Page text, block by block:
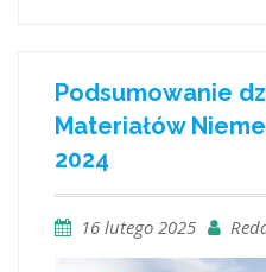
Podsumowanie
Materiałów
2024
16 lutego 2025